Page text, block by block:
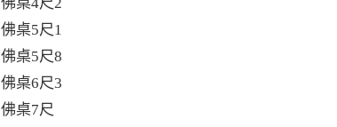
佛桌5尺1
佛桌5尺8
佛桌6尺3
佛桌7尺